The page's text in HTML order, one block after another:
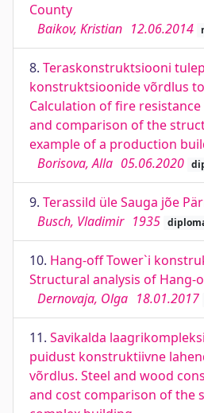
County
Baikov, Kristian 12.06.2014
8. Teraskonstruktsiooni
konstruktsioonide võrdlus
Calculation of fire
and comparison of the
example of a production
Borisova, Alla 05.06.2020
9. Terassild üle Sauga jõe
Busch, Vladimir 1935
10. Hang-off Tower`i
Structural analysis of Hang-
Dernovaja, Olga 18.01.2017
11. Savikalda
puidust konstruktiivne
võrdlus. Steel and wood
and cost comparison of the